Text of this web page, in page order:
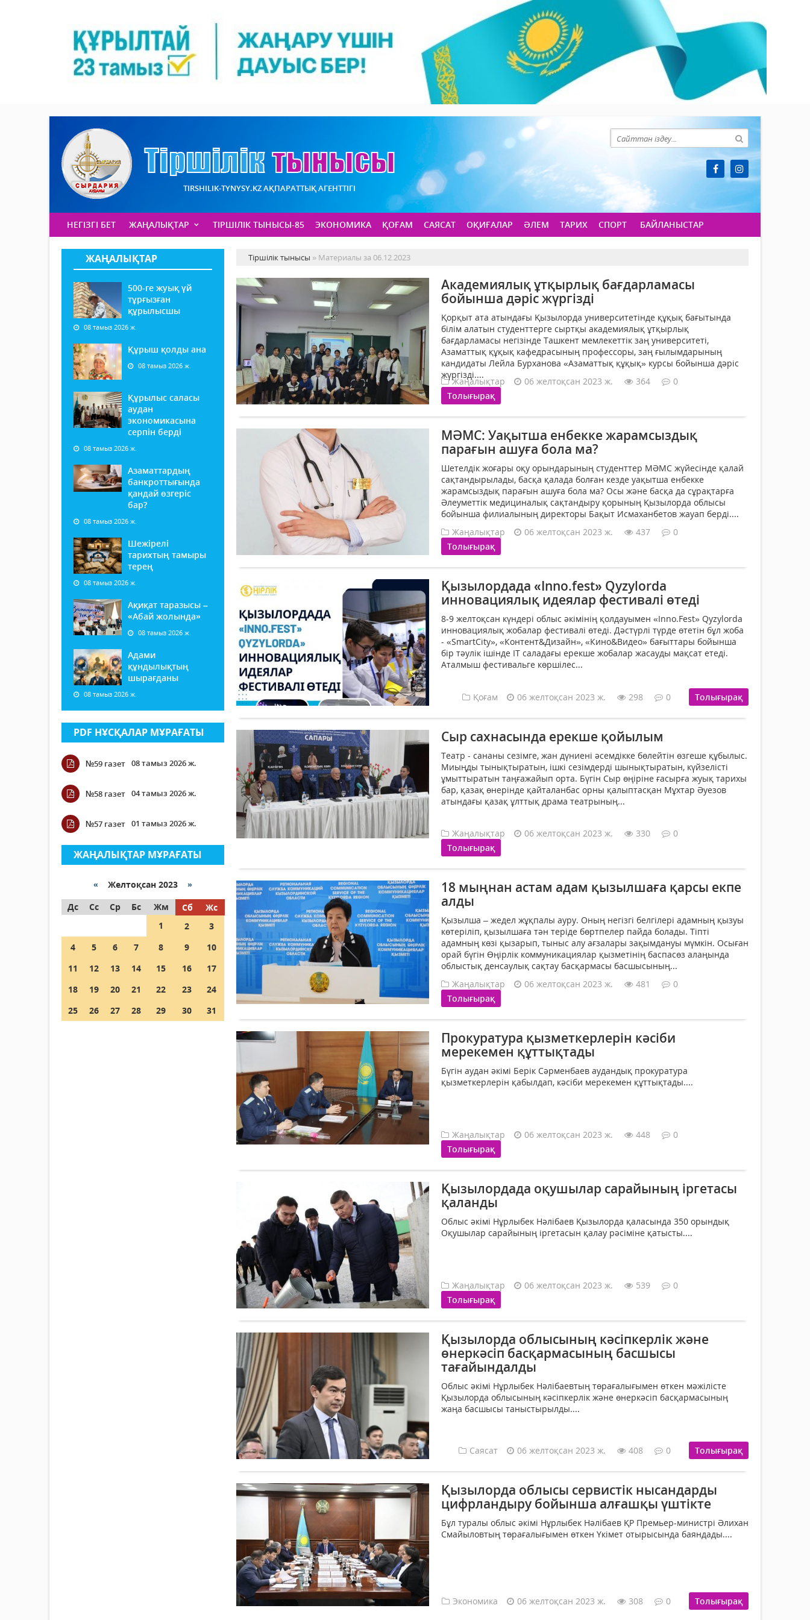
TIRSHILIK-TYNYSY.KZ АҚПАРАТТЫҚ АГЕНТТІГІ
НЕГІЗГІ БЕТ ЖАҢАЛЫҚТАР ТІРШІЛІК ТЫНЫСЫ-85 ЭКОНОМИКА ҚОҒАМ САЯСАТ ОҚИҒАЛАР ӘЛЕМ ТАРИХ СПОРТ БАЙЛАНЫСТАР
ЖАҢАЛЫҚТАР
500-ге жуық үй
тұрғызған
құрылысшы
08 тамыз 2026 ж.
Құрыш қолды ана
08 тамыз 2026 ж.
Құрылыс саласы
аудан
экономикасына
серпін берді
08 тамыз 2026 ж.
Азаматтардың
банкроттығында
қандай өзгеріс
бар?
08 тамыз 2026 ж.
Шежірелі
тарихтың тамыры
терең
08 тамыз 2026 ж.
Ақиқат таразысы –
«Абай жолында»
08 тамыз 2026 ж.
Адами
құндылықтың
шырағданы
08 тамыз 2026 ж.
PDF НҰСҚАЛАР МҰРАҒАТЫ
№59 газет 08 тамыз 2026 ж.
№58 газет 04 тамыз 2026 ж.
№57 газет 01 тамыз 2026 ж.
ЖАҢАЛЫҚТАР МҰРАҒАТЫ
« Желтоқсан 2023 »
Дс
Сс Ср Бс Жм Сб
Жс
1
2
3
4
5 6 7 8 9
10
11
12 13 14 15 16
17
18
19 20 21 22 23
24
25
26 27 28 29 30 31
Тіршілік тынысы » Материалы за 06.12.2023
Академиялық ұтқырлық бағдарламасы
бойынша дәріс жүргізді
Қорқыт ата атындағы Қызылорда университетінде құқық бағытында
білім алатын студенттерге сыртқы академиялық ұтқырлық
бағдарламасы негізінде Ташкент мемлекеттік заң университеті,
Азаматтық құқық кафедрасының профессоры, заң ғылымдарының
кандидаты Лейла Бурханова «Азаматтық құқық» курсы бойынша дәріс
жүргізді....
Жаңалықтар 06 желтоқсан 2023 ж. 364
0
Толығырақ
МӘМС: Уақытша енбекке жарамсыздық
парағын ашуға бола ма?
Шетелдік жоғары оқу орындарының студенттер МӘМС жүйесінде қалай
сақтандырылады, басқа қалада болған кезде уақытша енбекке
жарамсыздық парағын ашуға бола ма? Осы және басқа да сұрақтарға
Әлеуметтік медициналық сақтандыру қорының Қызылорда облысы
бойынша филиалының директоры Бақыт Исмаханбетов жауап берді....
Жаңалықтар
06 желтоқсан 2023 ж. 437
0
Толығырақ
Қызылордада «Inno.fest» Qyzylordа
инновациялық идеялар фестивалі өтеді
8-9 желтоқсан күндері облыс әкімінің қолдауымен «Inno.Fest» Qyzylorda
инновациялық жобалар фестивалі өтеді. Дәстүрлі түрде өтетін бұл жоба
- «SmartСity», «Контент&Дизайн», «Кино&Видео» бағыттары бойынша
бір тәулік ішінде ІТ саладағы ерекше жобалар жасауды мақсат етеді.
Аталмыш фестивальге көршілес...
Қоғам 06 желтоқсан 2023 ж. 298 0 Толығырақ
Сыр сахнасында ерекше қойылым
Театр - сананы сезімге, жан дүниені әсемдікке бөлейтін өзгеше құбылыс.
Миыңды тынықтыратын, ішкі сезімдерді шынықтыратын, күйзелісті
ұмыттыратын таңғажайып орта. Бүгін Сыр өңіріне ғасырға жуық тарихы
бар, қазақ өнерінде қайталанбас орны қалыптасқан Мұхтар Әуезов
атындағы қазақ ұлттық драма театрының...
Жаңалықтар 06 желтоқсан 2023 ж. 330
0
Толығырақ
18 мыңнан астам адам қызылшаға қарсы екпе
алды
Қызылша – жедел жұқпалы ауру. Оның негізгі белгілері адамның қызуы
көтеріліп, қызылшаға тән теріде бөртпелер пайда болады. Тіпті
адамның көзі қызарып, тыныс алу ағзалары зақымдануы мүмкін. Осыған
орай бүгін Өңірлік коммуникациялар қызметінің баспасөз алаңында
облыстық денсаулық сақтау басқармасы басшысының...
Жаңалықтар
06 желтоқсан 2023 ж. 481
0
Толығырақ
Прокуратура қызметкерлерін кәсіби
мерекемен құттықтады
Бүгін аудан әкімі Берік Сәрменбаев аудандық прокуратура
қызметкерлерін қабылдап, кәсіби мерекемен құттықтады....
Жаңалықтар 06 желтоқсан 2023 ж. 448
0
Толығырақ
Қызылордада оқушылар сарайының іргетасы
қаланды
Облыс әкімі Нұрлыбек Нәлібаев Қызылорда қаласында 350 орындық
Оқушылар cарайының іргетасын қалау рәсіміне қатысты....
Жаңалықтар 06 желтоқсан 2023 ж. 539
0
Толығырақ
Қызылорда облысының кәсіпкерлік және
өнеркәсіп басқармасының басшысы
тағайындалды
Облыс әкімі Нұрлыбек Нәлібаевтың төрағалығымен өткен мәжілісте
Қызылорда облысының кәсіпкерлік және өнеркәсіп басқармасының
жаңа басшысы таныстырылды....
Саясат 06 желтоқсан 2023 ж. 408 0 Толығырақ
Қызылорда облысы сервистік нысандарды
цифрландыру бойынша алғашқы үштікте
Бұл туралы облыс әкімі Нұрлыбек Нәлібаев ҚР Премьер-министрі Әлихан
Смайыловтың төрағалығымен өткен Үкімет отырысында баяндады....
Экономика 06 желтоқсан 2023 ж. 308 0 Толығырақ